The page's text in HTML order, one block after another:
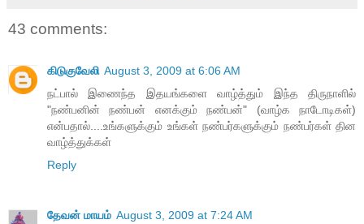
43 comments:
கிடுகுவேலி August 3, 2009 at 6:06 AM
நட்பால் இணைந்த இதயங்களை வாழ்த்தும் இந்த திருநாளில்
"நண்பனின் நண்பன் எனக்கும் நண்பன்" (வாழ்க நாடோடிகள்)
என்பதால்....உங்களுக்கும் உங்கள் நண்பர்களுக்கும் நண்பர்கள் தின
வாழ்த்துக்கள்
Reply
தேவன் மாயம் August 3, 2009 at 7:24 AM